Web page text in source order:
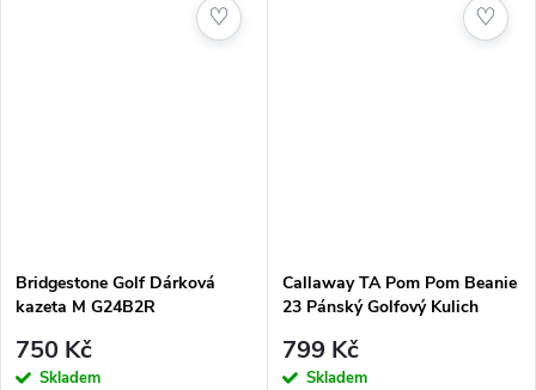
Bridgestone Golf Dárková
kazeta M G24B2R
750 Kč
Skladem
♡
Callaway TA Pom Pom Beanie
23 Pánský Golfový Kulich
799 Kč
Skladem
♡